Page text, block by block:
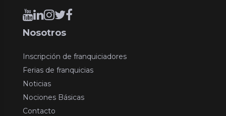
Nosotros
Inscripción de franquiciadores
Ferias de franquicias
Noticias
Nociones Básicas
Contacto